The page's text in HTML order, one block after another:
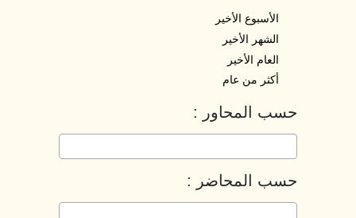
الأسبوع الأخير
الشهر الأخير
العام الأخير
أكثر من عام
حسب المحاور :
حسب المحاضر :